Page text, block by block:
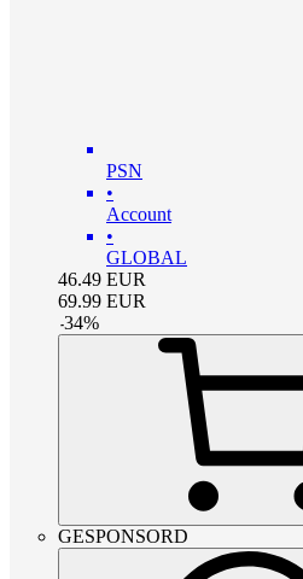
PSN
•
Account
•
GLOBAL
46.49 EUR
69.99 EUR
-34%
GESPONSORD